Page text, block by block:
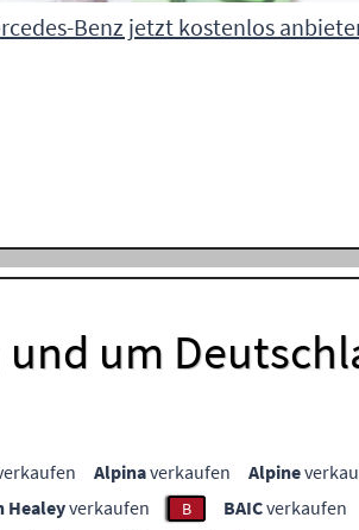
Benz jetzt kostenlos
um
Alpinaverkaufen Alpine
Healeyverkaufen B BAICverkaufen